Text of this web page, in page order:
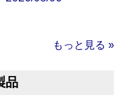
もっと見る »
品